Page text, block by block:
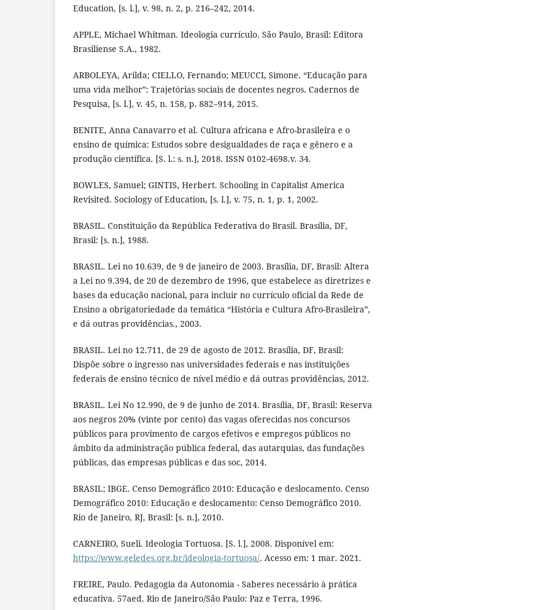
Education, [s. l.], v. 98, n. 2, p. 216–242, 2014.
APPLE, Michael Whitman. Ideologia currículo. São Paulo, Brasil: Editora
Brasiliense S.A., 1982.
ARBOLEYA, Arilda; CIELLO, Fernando; MEUCCI, Simone. “Educação para
uma vida melhor”: Trajetórias sociais de docentes negros. Cadernos de
Pesquisa, [s. l.], v. 45, n. 158, p. 882–914, 2015.
BENITE, Anna Canavarro et al. Cultura africana e Afro-brasileira e o
ensino de química: Estudos sobre desigualdades de raça e gênero e a
produção científica. [S. l.: s. n.], 2018. ISSN 0102-4698.v. 34.
BOWLES, Samuel; GINTIS, Herbert. Schooling in Capitalist America
Revisited. Sociology of Education, [s. l.], v. 75, n. 1, p. 1, 2002.
BRASIL. Constituição da República Federativa do Brasil. Brasília, DF,
Brasil: [s. n.], 1988.
BRASIL. Lei no 10.639, de 9 de janeiro de 2003. Brasília, DF, Brasil: Altera
a Lei no 9.394, de 20 de dezembro de 1996, que estabelece as diretrizes e
bases da educação nacional, para incluir no currículo oficial da Rede de
Ensino a obrigatoriedade da temática “História e Cultura Afro-Brasileira”,
e dá outras providências., 2003.
BRASIL. Lei no 12.711, de 29 de agosto de 2012. Brasília, DF, Brasil:
Dispõe sobre o ingresso nas universidades federais e nas instituições
federais de ensino técnico de nível médio e dá outras providências, 2012.
BRASIL. Lei No 12.990, de 9 de junho de 2014. Brasília, DF, Brasil: Reserva
aos negros 20% (vinte por cento) das vagas oferecidas nos concursos
públicos para provimento de cargos efetivos e empregos públicos no
âmbito da administração pública federal, das autarquias, das fundações
públicas, das empresas públicas e das soc, 2014.
BRASIL; IBGE. Censo Demográfico 2010: Educação e deslocamento. Censo
Demográfico 2010: Educação e deslocamento: Censo Demográfico 2010.
Rio de Janeiro, RJ, Brasil: [s. n.], 2010.
CARNEIRO, Sueli. Ideologia Tortuosa. [S. l.], 2008. Disponível em:
https://www.geledes.org.br/ideologia-tortuosa/. Acesso em: 1 mar. 2021.
FREIRE, Paulo. Pedagogia da Autonomia - Saberes necessário à prática
educativa. 57aed. Rio de Janeiro/São Paulo: Paz e Terra, 1996.